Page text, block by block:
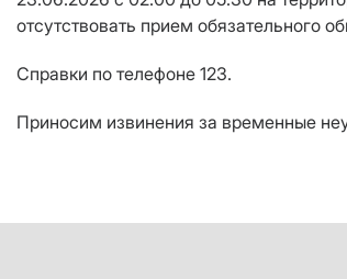
отсутствовать прием обязательного
Справки по телефоне 123.
Приносим извинения за временные